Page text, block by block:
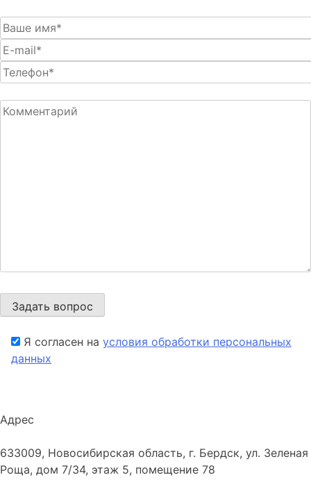
Я согласен на условия обработки персональных
данных
Адрес
633009, Новосибирская область, г. Бердск, ул. Зеленая
Роща, дом 7/34, этаж 5, помещение 78